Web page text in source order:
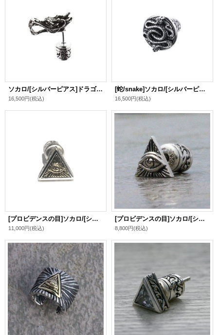
ソカロ/[シルバーピアス]ドラゴン スタッド ピアス / ZOCALO
16,500円(税込)
[蛇/snake]ソカロ/[シルバーピアス]ダブル スネーク スタッド ピアス / ZOCALO
16,500円(税込)
[プロビデンスの目]ソカロ/[シルバーピアス]アイ・オブ・プロビデンス・ピアス / ZOCALO
11,000円(税込)
[プロビデンスの目]ソカロ/[シルバーピアス]アイ・オブ・プロビデンス・ピアス / ZOCALO
8,800円(税込)